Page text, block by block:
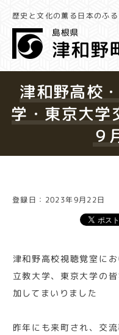
歴史と文化の薫る日本のふる
津和野高校
学・東京大学
９
登録日：2023年9月22日
津和野高校視聴覚室に
立教大学、東京大学の
加してまいりました
昨年にも来町され、交